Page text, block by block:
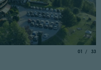
01 von
33